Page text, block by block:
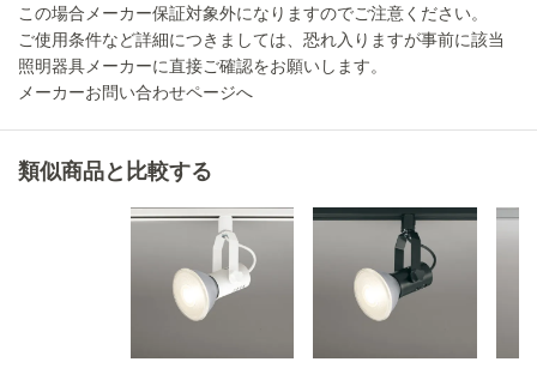
この場合メーカー保証対象外になりますのでご注意ください。
ご使用条件など詳細につきましては、恐れ入りますが事前に該当
照明器具メーカーに直接ご確認をお願いします。
メーカーお問い合わせページへ
類似商品と比較する